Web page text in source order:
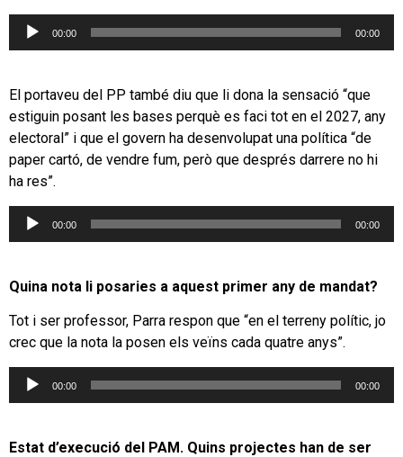
Reproductor
00:00 00:00
El portaveu del PP també diu que li dona la sensació “que
estiguin posant les bases perquè es faci tot en el 2027, any
electoral” i que el govern ha desenvolupat una política “de
paper cartó, de vendre fum, però que després darrere no hi
ha res”.
Reproductor
00:00 00:00
Quina nota li posaries a aquest primer any de mandat?
Tot i ser professor, Parra respon que “en el terreny polític, jo
crec que la nota la posen els veïns cada quatre anys”.
Reproductor
00:00 00:00
Estat d’execució del PAM. Quins projectes han de ser